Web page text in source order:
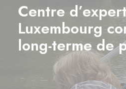
Centre
Luxembourg
long-terme de